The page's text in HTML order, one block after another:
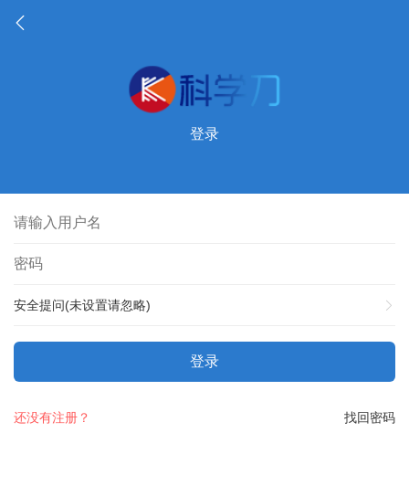
登录
安全提问(未设置请忽略)
登录
找回密码
还没有注册？